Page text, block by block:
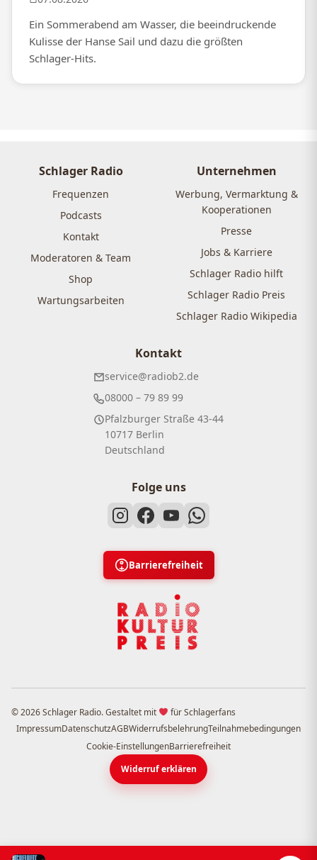
Ein Sommerabend am Wasser, die beeindruckende
Kulisse der Hanse Sail und dazu die größten
Schlager-Hits.
Schlager Radio
Frequenzen
Podcasts
Kontakt
Moderatoren & Team
Shop
Wartungsarbeiten
Unternehmen
Werbung, Vermarktung &
Kooperationen
Presse
Jobs & Karriere
Schlager Radio hilft
Schlager Radio Preis
Schlager Radio Wikipedia
Kontakt
service@radiob2.de
08000 – 79 89 99
Pfalzburger Straße 43-44
10717 Berlin
Deutschland
Folge uns
Barrierefreiheit
© 2026 Schlager Radio. Gestaltet mit
für Schlagerfans
ImpressumDatenschutzAGBWiderrufsbelehrungTeilnahmebedingungen
Cookie-EinstellungenBarrierefreiheit
Widerruf erklären